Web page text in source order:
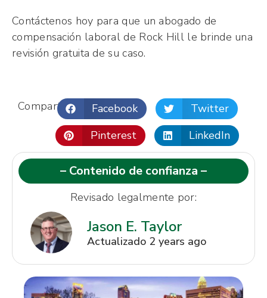
Contáctenos hoy para que un abogado de
compensación laboral de Rock Hill le brinde una
revisión gratuita de su caso.
Compartir: Facebook
Twitter
Pinterest
LinkedIn
– Contenido de confianza –
Revisado legalmente por:
Jason E. Taylor
Actualizado 2 years ago